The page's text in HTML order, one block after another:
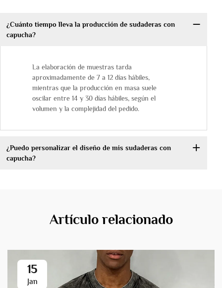
¿Cuánto tiempo lleva la producción de sudaderas con
capucha?
La elaboración de muestras tarda
aproximadamente de 7 a 12 días hábiles,
mientras que la producción en masa suele
oscilar entre 14 y 30 días hábiles, según el
volumen y la complejidad del pedido.
¿Puedo personalizar el diseño de mis sudaderas con
capucha?
Artículo relacionado
15
Jan